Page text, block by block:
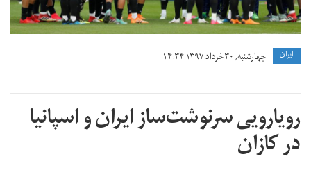
ايران چهارشنبه, ۳۰ خرداد ۱۳۹۷ ۱۴:۳۴
رویارویی سرنوشت‌ساز ایران و اسپانیا
در کازان